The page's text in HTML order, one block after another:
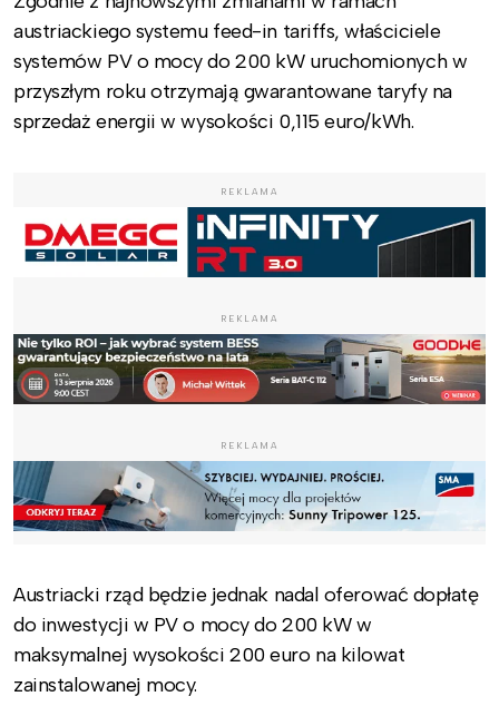
austriackiego systemu feed-in tariffs, właściciele
systemów PV o mocy do 200 kW uruchomionych w
przyszłym roku otrzymają gwarantowane taryfy na
sprzedaż energii w wysokości 0,115 euro/kWh.
REKLAMA
REKLAMA
REKLAMA
Austriacki rząd będzie jednak nadal oferować dopłatę
do inwestycji w PV o mocy do 200 kW w
maksymalnej wysokości 200 euro na kilowat
zainstalowanej mocy.